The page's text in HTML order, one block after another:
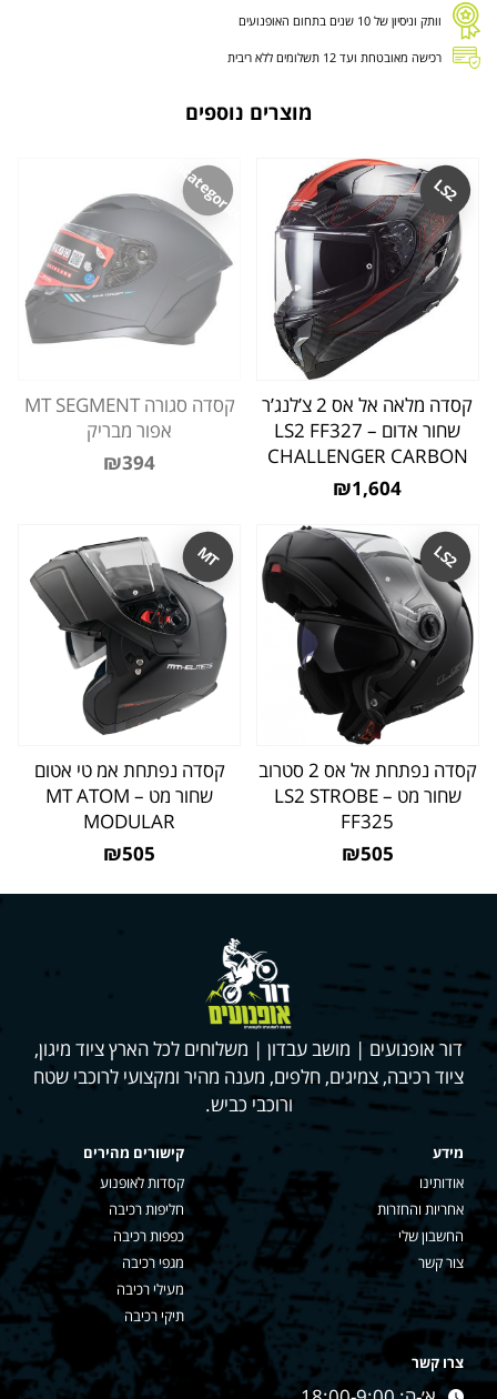
וותק וניסיון של 10 שנים בתחום האופנועים
רכישה מאובטחת ועד 12 תשלומים ללא ריבית
מוצרים נוספים
LS2
קסדה מלאה אל אס 2 צ’לנג’ר
שחור אדום – LS2 FF327
CHALLENGER CARBON
₪1,604
Uncategorized
קסדה סגורה MT SEGMENT
אפור מבריק
₪394
LS2
קסדה נפתחת אל אס 2 סטרוב
שחור מט – LS2 STROBE
FF325
₪505
MT
קסדה נפתחת אמ טי אטום
שחור מט – MT ATOM
MODULAR
₪505
דור אופנועים | מושב עבדון | משלוחים לכל הארץ ציוד מיגון,
ציוד רכיבה, צמיגים, חלפים, מענה מהיר ומקצועי לרוכבי שטח
ורוכבי כביש.
מידע
אודותינו
אחריות והחזרות
החשבון שלי
צור קשר
קישורים מהירים
קסדות לאופנוע
חליפות רכיבה
כפפות רכיבה
מגפי רכיבה
מעילי רכיבה
תיקי רכיבה
צרו קשר